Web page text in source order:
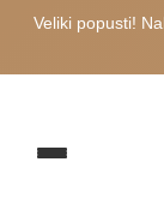
Veliki popusti!